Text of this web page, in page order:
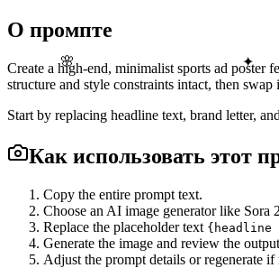
🌸 ✦
О промпте
Create a high-end, minimalist sports ad poster
structure and style constraints intact, then
Start by replacing headline text, brand letter,
Как использовать этот
Copy the entire prompt text.
Choose an AI image generator like Sora
Replace the placeholder text
Generate the image and review the
Adjust the prompt details or regenerate